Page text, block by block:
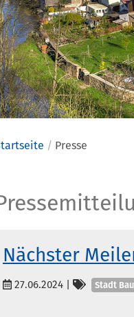
Presse
Nächster
27.06.2024 | Stadt